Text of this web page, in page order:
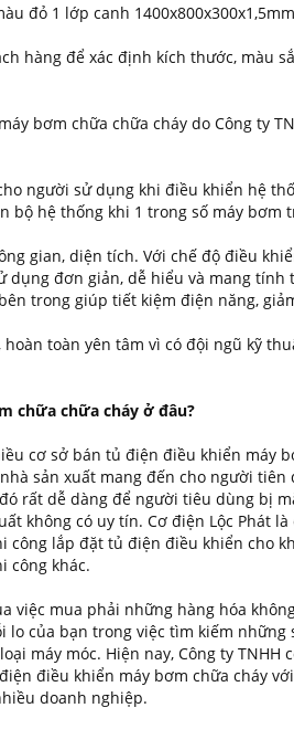
đỏ 1 lớp canh 1400x800x300x1,5mm
hàng để xác định kích thước, màu
bơm chữa chữa cháy do Công ty
người sử dụng khi điều khiển hệ
hệ thống khi 1 trong số máy bơm
gian, diện tích. Với chế độ điều
dụng đơn giản, dễ hiểu và mang tính
trong giúp tiết kiệm điện năng,
toàn yên tâm vì có đội ngũ kỹ
chữa chữa cháy ở đâu?
cơ sở bán tủ điện điều khiển máy
sản xuất mang đến cho người tiên
rất dễ dàng để người tiêu dùng bị
không có uy tín. Cơ điện Lộc Phát là
công lắp đặt tủ điện điều khiển cho
công khác.
việc mua phải những hàng hóa
của bạn trong việc tìm kiếm những
máy móc. Hiện nay, Công ty TNHH
điều khiển máy bơm chữa cháy
doanh nghiệp.